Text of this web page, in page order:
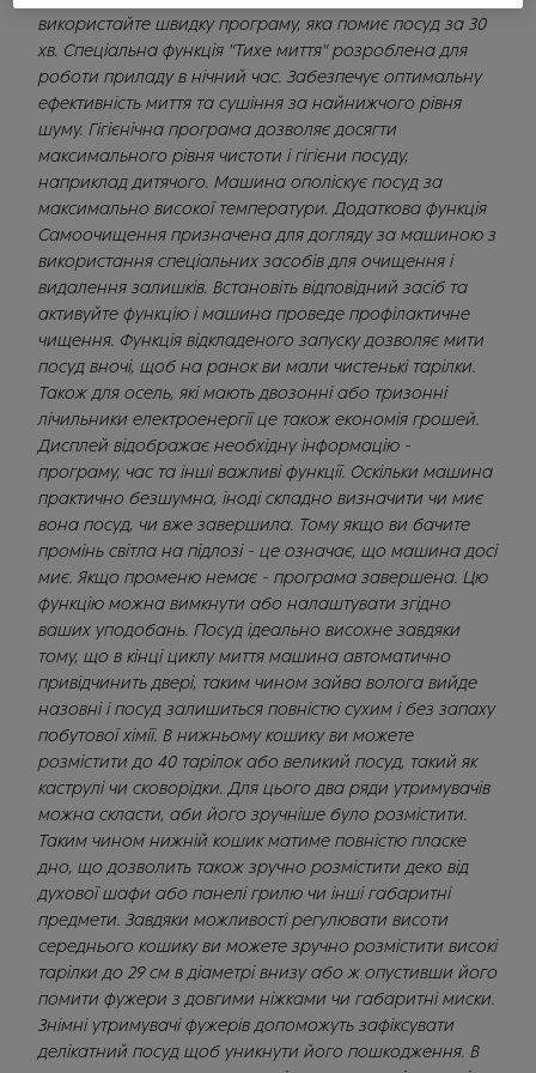
використайте швидку програму, яка помиє посуд за 30
хв. Спеціальна функція "Тихе миття" розроблена для
роботи приладу в нічний час. Забезпечує оптимальну
ефективність миття та сушіння за найнижчого рівня
шуму. Гігієнічна програма дозволяє досягти
максимального рівня чистоти і гігієни посуду,
наприклад дитячого. Машина ополіскує посуд за
максимально високої температури. Додаткова функція
Самоочищення призначена для догляду за машиною з
використання спеціальних засобів для очищення і
видалення залишків. Встановіть відповідний засіб та
активуйте функцію і машина проведе профілактичне
чищення. Функція відкладеного запуску дозволяє мити
посуд вночі, щоб на ранок ви мали чистенькі тарілки.
Також для осель, які мають двозонні або тризонні
лічильники електроенергії це також економія грошей.
Дисплей відображає необхідну інформацію -
програму, час та інші важливі функції. Оскільки машина
практично безшумна, іноді складно визначити чи миє
вона посуд, чи вже завершила. Тому якщо ви бачите
промінь світла на підлозі - це означає, що машина досі
миє. Якщо променю немає - програма завершена. Цю
функцію можна вимкнути або налаштувати згідно
ваших уподобань. Посуд ідеально висохне завдяки
тому, що в кінці циклу миття машина автоматично
привідчинить двері, таким чином зайва волога вийде
назовні і посуд залишиться повністю сухим і без запаху
побутової хімії. В нижньому кошику ви можете
розмістити до 40 тарілок або великий посуд, такий як
каструлі чи сковорідки. Для цього два ряди утримувачів
можна скласти, аби його зручніше було розмістити.
Таким чином нижній кошик матиме повністю пласке
дно, що дозволить також зручно розмістити деко від
духової шафи або панелі грилю чи інші габаритні
предмети. Завдяки можливості регулювати висоти
середнього кошику ви можете зручно розмістити високі
тарілки до 29 см в діаметрі внизу або ж опустивши його
помити фужери з довгими ніжками чи габаритні миски.
Знімні утримувачі фужерів допоможуть зафіксувати
делікатний посуд щоб уникнути його пошкодження. В